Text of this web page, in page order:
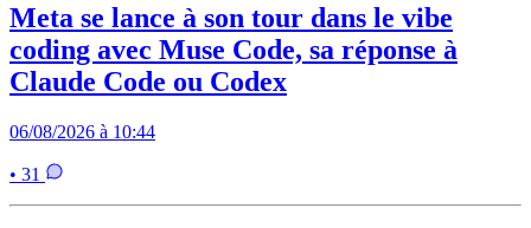
Meta se lance à son tour dans le vibe
coding avec Muse Code, sa réponse à
Claude Code ou Codex
06/08/2026 à 10:44
• 31